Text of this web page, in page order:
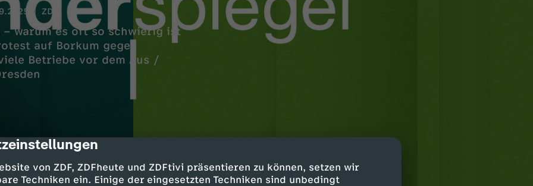
von ZDF, ZDFheute und ZDFtivi präsentieren zu können, setzen wir
Techniken ein. Einige der eingesetzten Techniken sind unbedingt
ZDF
– warum es oft so schwierig ist
auf Borkum gegen
Betriebe vor dem Aus /